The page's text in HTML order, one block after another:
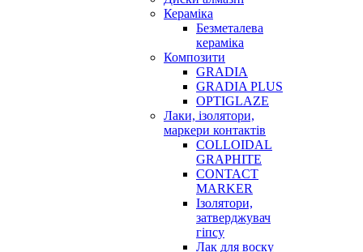
Кераміка
Безметалева
кераміка
Композити
GRADIA
GRADIA PLUS
OPTIGLAZE
Лаки, ізолятори,
маркери контактів
COLLOIDAL
GRAPHITE
CONTACT
MARKER
Ізолятори,
затверджувач
гіпсу
Лак для воску